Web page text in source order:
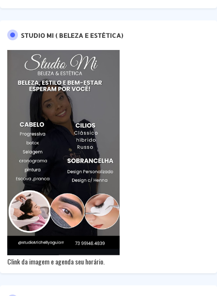
STUDIO MI ( BELEZA E ESTÉTICA)
Clink da imagem e agenda seu horário.